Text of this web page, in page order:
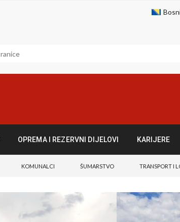
OPREMA I REZERVNI DIJELOVI KARIJERE
KOMUNALCI ŠUMARSTVO TRANSPORT I